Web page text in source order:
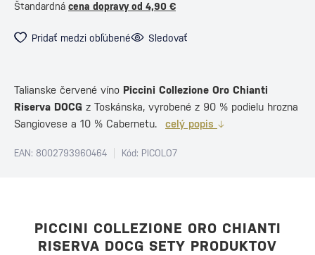
Štandardná cena dopravy od 4,90 €
Pridať medzi obľúbené Sledovať
Talianske červené víno Piccini Collezione Oro Chianti
Riserva DOCG z Toskánska, vyrobené z 90 % podielu hrozna
Sangiovese a 10 % Cabernetu.
celý popis
EAN: 8002793960464 Kód: PICOLO7
PICCINI COLLEZIONE ORO CHIANTI
RISERVA DOCG SETY PRODUKTOV